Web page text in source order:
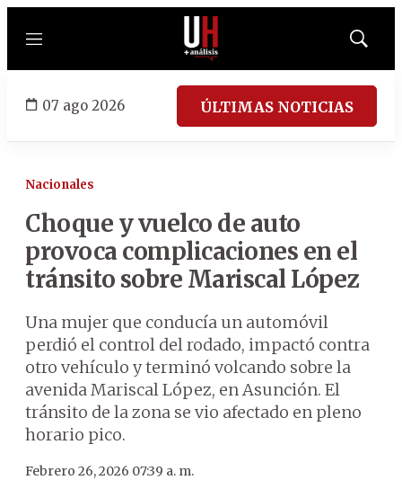
Menú
Mostrar
07 ago 2026 ÚLTIMAS NOTICIAS
Nacionales
Choque y vuelco de auto
provoca complicaciones en el
tránsito sobre Mariscal López
Una mujer que conducía un automóvil
perdió el control del rodado, impactó contra
otro vehículo y terminó volcando sobre la
avenida Mariscal López, en Asunción. El
tránsito de la zona se vio afectado en pleno
horario pico.
Febrero 26, 2026 07:39 a. m.